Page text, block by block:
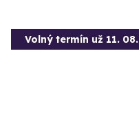
Volný termín už 11.